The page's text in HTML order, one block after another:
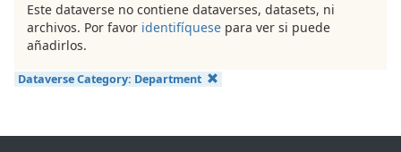
Este dataverse no contiene dataverses, datasets, ni
archivos. Por favor identifíquese para ver si puede
añadirlos.
Dataverse Category: Department